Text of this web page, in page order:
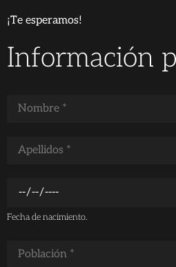
¡Te esperamos!
Información
Fecha de nacimiento.